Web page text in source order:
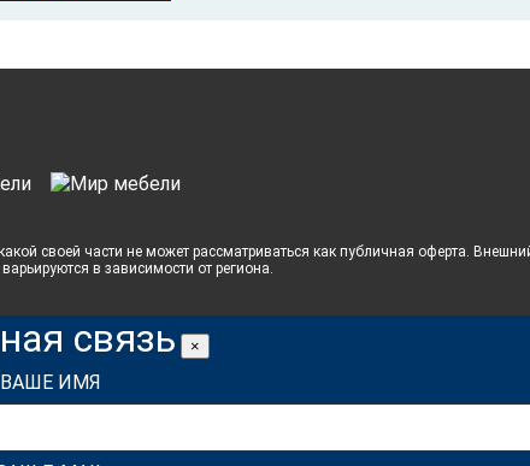
своей части не может рассматриваться как публичная оферта.
в зависимости от региона.
связь ×
ВАШЕ ИМЯ